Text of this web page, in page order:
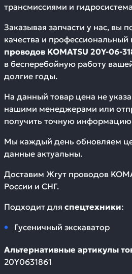
трансмиссиями и
Заказывая запчасти у нас, вы
качества и
проводов KOMATSU 20Y-06-
в бесперебойную работу
долгие годы.
На данный товар цена не
нашими менеджерами или
получить точную
Мы каждый день обновляем
данные актуальны.
Доставим Жгут проводов
России и СНГ.
Подходит для спецтехники:
Гусеничный экскаватор
Альтернативные артикулы
20Y0631861